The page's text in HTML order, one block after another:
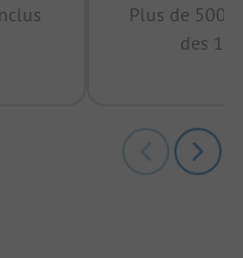
Plus de
des 12